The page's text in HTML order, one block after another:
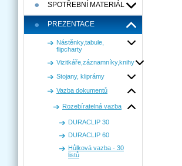
SPOTŘEBNÍ MATERIÁL
PREZENTACE
Nástěnky,tabule,
flipcharty
Vizitkáře,záznamníky,knihy
Stojany, kliprámy
Vazba dokumentů
Rozebíratelná vazba
DURACLIP 30
DURACLIP 60
Hůlková vazba - 30
listů